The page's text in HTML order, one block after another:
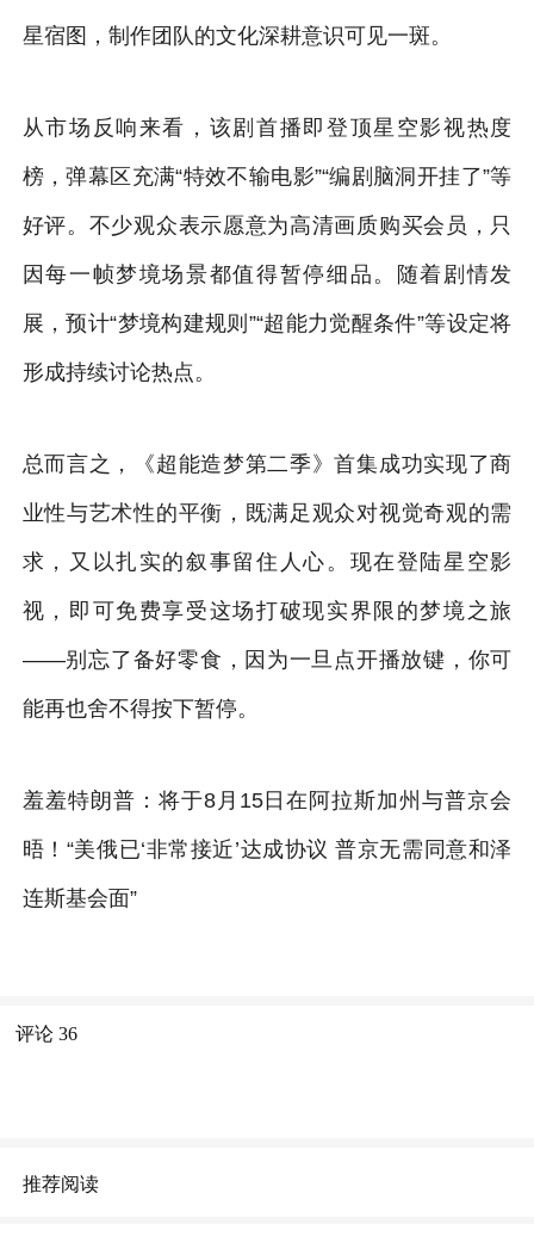
星宿图，制作团队的文化深耕意识可见一斑。
从市场反响来看，该剧首播即登顶星空影视热度
榜，弹幕区充满“特效不输电影”“编剧脑洞开挂了”等
好评。不少观众表示愿意为高清画质购买会员，只
因每一帧梦境场景都值得暂停细品。随着剧情发
展，预计“梦境构建规则”“超能力觉醒条件”等设定将
形成持续讨论热点。
总而言之，《超能造梦第二季》首集成功实现了商
业性与艺术性的平衡，既满足观众对视觉奇观的需
求，又以扎实的叙事留住人心。现在登陆星空影
视，即可免费享受这场打破现实界限的梦境之旅
——别忘了备好零食，因为一旦点开播放键，你可
能再也舍不得按下暂停。
羞羞特朗普：将于8月15日在阿拉斯加州与普京会
晤！“美俄已‘非常接近’达成协议 普京无需同意和泽
连斯基会面”
评论 36
推荐阅读